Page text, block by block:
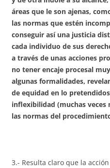
áreas que le son ajenas,
las normas que estén
conseguir así una justicia
cada individuo de sus
a través de unas acciones
no tener encaje procesal
algunas formalidades,
de equidad en lo
inflexibilidad (muchas veces
las normas del
3.- Resulta claro que la